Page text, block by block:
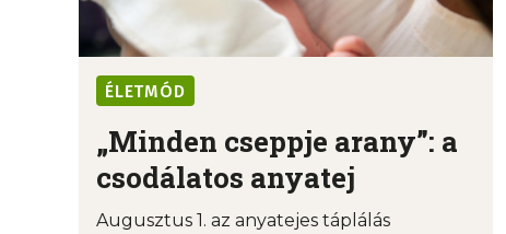
ÉLETMÓD
„Minden cseppje arany”: a
csodálatos anyatej
Augusztus 1. az anyatejes táplálás